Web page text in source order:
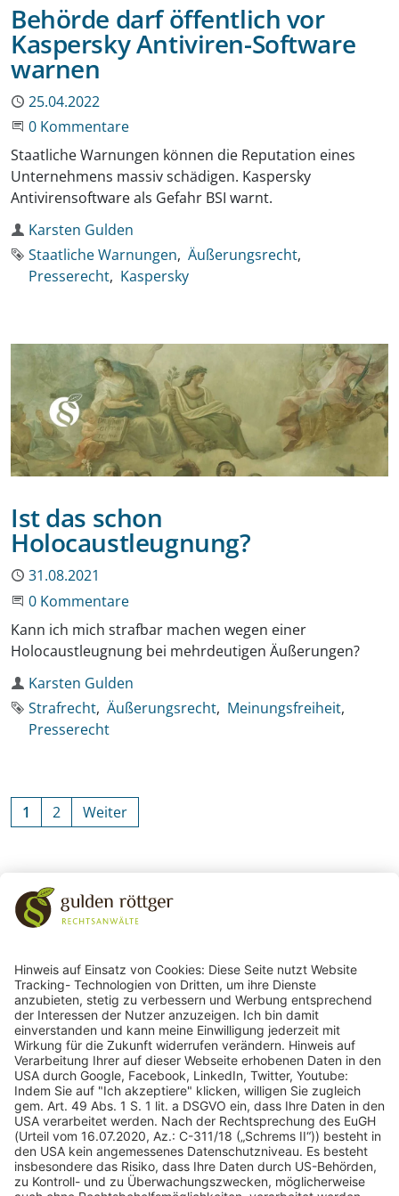
Behörde darf öffentlich vor
Kaspersky Antiviren-Software
warnen
Publiziert
25.04.2022
Beginne eine Unterhaltung
0 Kommentare
Staatliche Warnungen können die Reputation eines
Unternehmens massiv schädigen. Kaspersky
Antivirensoftware als Gefahr BSI warnt.
Autor
Karsten Gulden
Schlagworte
Staatliche Warnungen Äußerungsrecht
Presserecht Kaspersky
Ist das schon
Holocaustleugnung?
Publiziert
31.08.2021
Beginne eine Unterhaltung
0 Kommentare
Kann ich mich strafbar machen wegen einer
Holocaustleugnung bei mehrdeutigen Äußerungen?
Autor
Karsten Gulden
Schlagworte
Strafrecht Äußerungsrecht Meinungsfreiheit
Presserecht
1 2 Weiter
Zurück zu den Schlagworten
gulden röttger rechtsanwälte
gulden röttger rechtsanwälte
Jean-Pierre-Jungels-Str.10
55126 Mainz
06131 240950